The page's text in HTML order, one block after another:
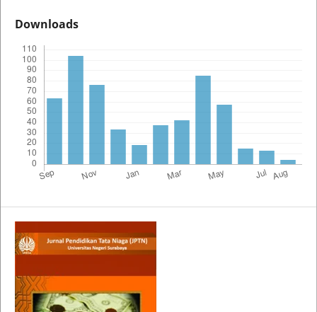
Downloads